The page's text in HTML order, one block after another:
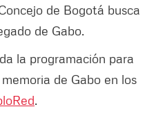
de Bogotá busca
de Gabo.
la programación para
de Gabo en los
.